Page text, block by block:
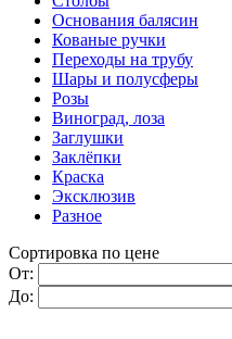
Основания балясин
Кованые ручки
Переходы на трубу
Шары и полусферы
Розы
Виноград, лоза
Заглушки
Заклёпки
Краска
Эксклюзив
Разное
Сортировка по цене
От:
До: